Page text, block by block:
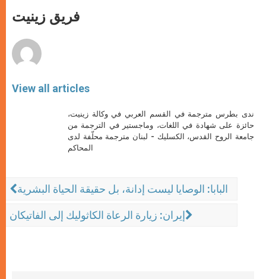
p
p
g
e
o
k
فريق زينيت
View all articles
ندى بطرس مترجمة في القسم العربي في وكالة زينيت،
حائزة على شهادة في اللغات، وماجستير في الترجمة من
جامعة الروح القدس، الكسليك - لبنان مترجمة محلّفة لدى
المحاكم
البابا: الوصايا ليست إدانة، بل حقيقة الحياة البشرية
إيران: زيارة الرعاة الكاثوليك إلى الفاتيكان